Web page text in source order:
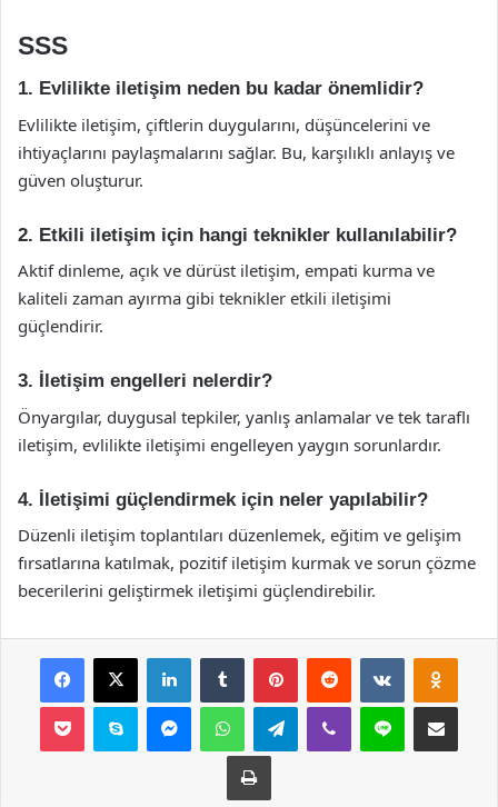
SSS
1. Evlilikte iletişim neden bu kadar önemlidir?
Evlilikte iletişim, çiftlerin duygularını, düşüncelerini ve
ihtiyaçlarını paylaşmalarını sağlar. Bu, karşılıklı anlayış ve
güven oluşturur.
2. Etkili iletişim için hangi teknikler kullanılabilir?
Aktif dinleme, açık ve dürüst iletişim, empati kurma ve
kaliteli zaman ayırma gibi teknikler etkili iletişimi
güçlendirir.
3. İletişim engelleri nelerdir?
Önyargılar, duygusal tepkiler, yanlış anlamalar ve tek taraflı
iletişim, evlilikte iletişimi engelleyen yaygın sorunlardır.
4. İletişimi güçlendirmek için neler yapılabilir?
Düzenli iletişim toplantıları düzenlemek, eğitim ve gelişim
fırsatlarına katılmak, pozitif iletişim kurmak ve sorun çözme
becerilerini geliştirmek iletişimi güçlendirebilir.
Facebook
X LinkedInTumblr PinterestReddit VKontakte
Pocket Skype MessengerWhatsAppTelegramViber Line E-Posta ile
Yazdır